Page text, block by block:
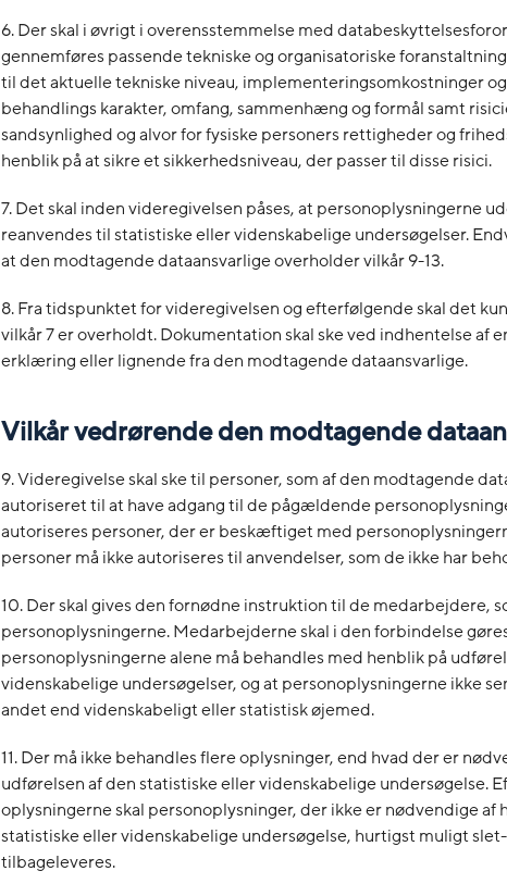
6. Der skal i øvrigt i overensstemmelse med
gennemføres passende tekniske og organisatoriske
til det aktuelle tekniske niveau, implementeringsomkostninger
behandlings karakter, omfang, sammenhæng og formål samt
sandsynlighed og alvor for fysiske personers rettigheder og
henblik på at sikre et sikkerhedsniveau, der passer til disse risici.
7. Det skal inden videregivelsen påses, at personoplysningerne
reanvendes til statistiske eller videnskabelige undersøgelser.
at den modtagende dataansvarlige overholder vilkår 9-13.
8. Fra tidspunktet for videregivelsen og efterfølgende skal det
vilkår 7 er overholdt. Dokumentation skal ske ved indhentelse af
erklæring eller lignende fra den modtagende dataansvarlige.
Vilkår vedrørende den modtagende
9. Videregivelse skal ske til personer, som af den modtagende
autoriseret til at have adgang til de pågældende
autoriseres personer, der er beskæftiget med
personer må ikke autoriseres til anvendelser, som de ikke har
10. Der skal gives den fornødne instruktion til de medarbejdere,
personoplysningerne. Medarbejderne skal i den forbindelse
personoplysningerne alene må behandles med henblik på
videnskabelige undersøgelser, og at personoplysningerne ikke
andet end videnskabeligt eller statistisk øjemed.
11. Der må ikke behandles flere oplysninger, end hvad der er
udførelsen af den statistiske eller videnskabelige undersøgelse.
oplysningerne skal personoplysninger, der ikke er nødvendige af
statistiske eller videnskabelige undersøgelse, hurtigst muligt
tilbageleveres.